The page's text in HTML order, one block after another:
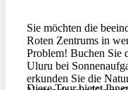
Sie möchten die
Roten Zentrums in
Problem! Buchen Sie
Uluru bei
erkunden Sie die